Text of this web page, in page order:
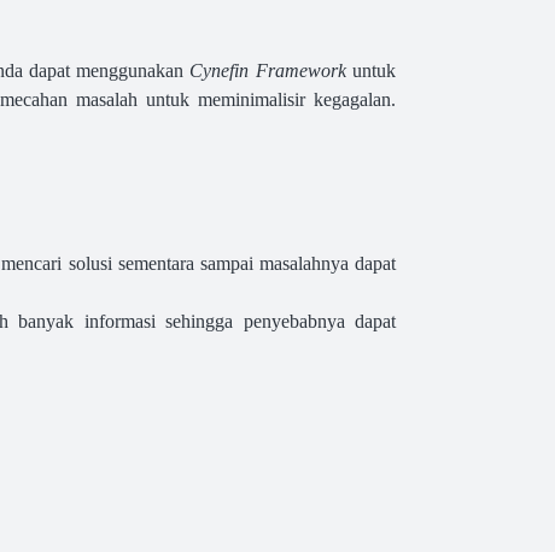
dapat menggunakan Cynefin Frameworkuntuk
masalah untuk meminimalisir kegagalan.
solusi sementara sampai masalahnya dapat
informasi sehingga penyebabnya dapat